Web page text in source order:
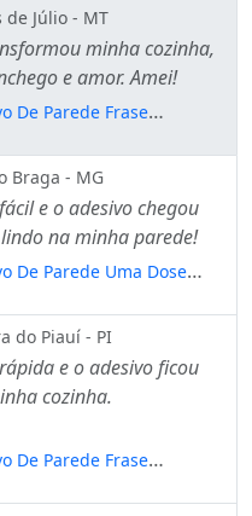
de Júlio - MT
minha cozinha,
e amor. Amei!
De Parede Frase
Braga - MG
e o adesivo chegou
na minha parede!
De Parede Uma Dose
do Piauí - PI
e o adesivo ficou
cozinha.
De Parede Frase